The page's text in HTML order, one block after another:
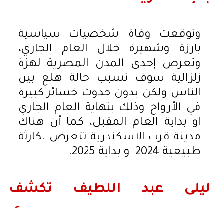
وتوقعت وفاة شخصيات سياسية
بارزة وشهيرة خلال العام الجاري،
وتعرض إحدى المدن المصرية لهزة
زلزالية سوف تسبب حالة هلع بين
الناس ولكن بدون حدوث خسائر كبيرة
في الأرواح وذلك بنهاية العام الجاري
او بداية العام المقبل، كما أن هناك
مدينة قرب الاسكندرية تتعرض لكارثة
طبيعية 2024 او بداية 2025.
ليلى عبد اللطيف تكشف